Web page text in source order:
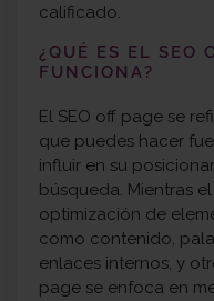
calificado.
¿QUÉ ES EL SEO
FUNCIONA?
El SEO off page se
que puedes hacer
influir en su
búsqueda. Mientras
optimización de
como contenido,
enlaces internos, y
page se enfoca en